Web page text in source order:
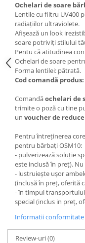
Ochelari de soare
Lentile cu filtru UV400
radiațiilor ultraviolete.
Afișează un look
soare potriviți stilului
Pentu că atitudinea
Ochelari de soare
Forma lentilei: pătrată.
Cod comandă produs:
Comandăochelari de
trimite o poză cu tine
un voucher de
Pentru întreținerea
pentru bărbați OSM10:
- pulverizează soluție
este inclusă în preț).
- lustruiește ușor
(inclusă în preț, oferită
- în timpul
special (inclus in preț,
Informatii
Review-uri(0)